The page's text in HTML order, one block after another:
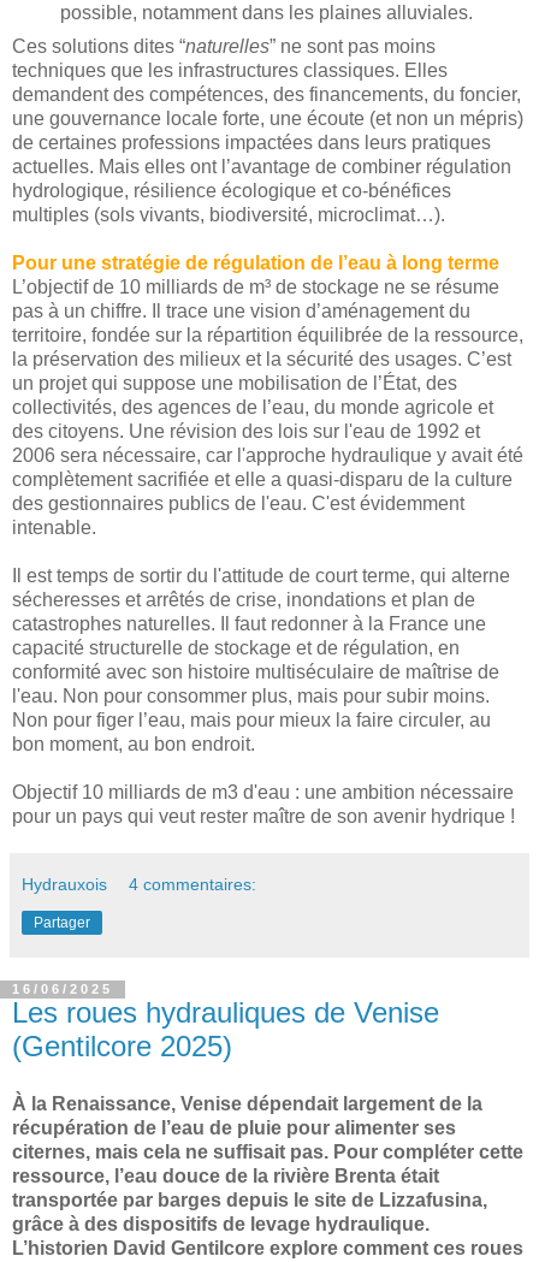
possible, notamment dans les plaines alluviales.
Ces solutions dites “naturelles” ne sont pas moins
techniques que les infrastructures classiques. Elles
demandent des compétences, des financements, du foncier,
une gouvernance locale forte, une écoute (et non un mépris)
de certaines professions impactées dans leurs pratiques
actuelles. Mais elles ont l’avantage de combiner régulation
hydrologique, résilience écologique et co-bénéfices
multiples (sols vivants, biodiversité, microclimat…).
Pour une stratégie de régulation de l’eau à long terme
L’objectif de 10 milliards de m³ de stockage ne se résume
pas à un chiffre. Il trace une vision d’aménagement du
territoire, fondée sur la répartition équilibrée de la ressource,
la préservation des milieux et la sécurité des usages. C’est
un projet qui suppose une mobilisation de l’État, des
collectivités, des agences de l’eau, du monde agricole et
des citoyens. Une révision des lois sur l'eau de 1992 et
2006 sera nécessaire, car l'approche hydraulique y avait été
complètement sacrifiée et elle a quasi-disparu de la culture
des gestionnaires publics de l'eau. C'est évidemment
intenable.
Il est temps de sortir du l'attitude de court terme, qui alterne
sécheresses et arrêtés de crise, inondations et plan de
catastrophes naturelles. Il faut redonner à la France une
capacité structurelle de stockage et de régulation, en
conformité avec son histoire multiséculaire de maîtrise de
l'eau. Non pour consommer plus, mais pour subir moins.
Non pour figer l’eau, mais pour mieux la faire circuler, au
bon moment, au bon endroit.
Objectif 10 milliards de m3 d'eau : une ambition nécessaire
pour un pays qui veut rester maître de son avenir hydrique !
Hydrauxois 4 commentaires:
Partager
16/06/2025
Les roues hydrauliques de Venise
(Gentilcore 2025)
À la Renaissance, Venise dépendait largement de la
récupération de l’eau de pluie pour alimenter ses
citernes, mais cela ne suffisait pas. Pour compléter cette
ressource, l’eau douce de la rivière Brenta était
transportée par barges depuis le site de Lizzafusina,
grâce à des dispositifs de levage hydraulique.
L’historien David Gentilcore explore comment ces roues